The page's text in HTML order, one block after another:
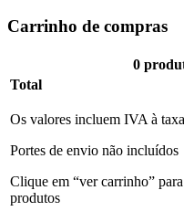
Carrinho de compras
0
Total
Os valores incluem IVA à
Portes de envio não incluídos
Clique em “ver carrinho”
produtos